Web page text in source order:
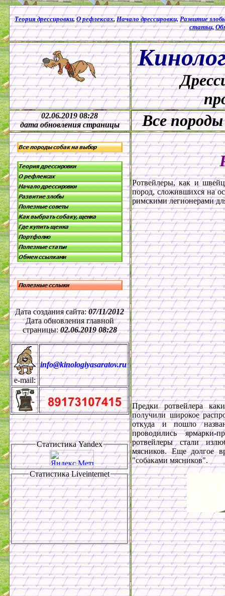
Теория дрессировки,О рефлексах,Начало дрессировки, Развитие
статьи,
02.06.2019 08:28
дата обновления страницы
Все
Дата создания сайта:07/11/2012
Дата обновления главной
страницы:02.06.2019 08:28
e-mail:
info@kinologiyasaratov.ru
СтатистикаYandex
СтатистикаLiveinternet
Ротвейлеры, как и
пород, сложившихся на
римскими легионерами
Предки ротвейлера
получили широкое
откуда и пошло
проводились
ротвейлеры стали
мясников. Еще долгое
"собаками мясников".